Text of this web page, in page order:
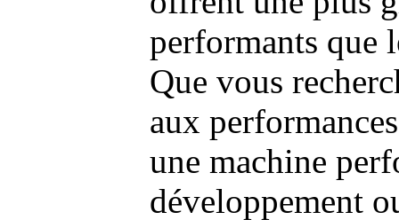
performants que
Que vous
aux
une machine
développement